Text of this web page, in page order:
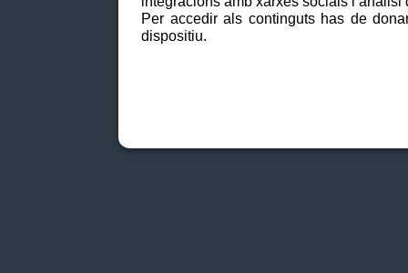
Per accedir als continguts has de
dispositiu.